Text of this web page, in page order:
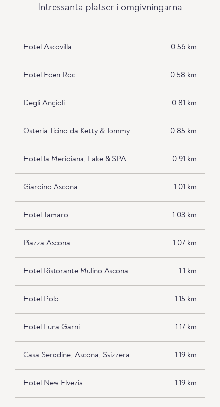
Intressanta platser i omgivningarna
Hotel Ascovilla 0.56 km
Hotel Eden Roc 0.58 km
Degli Angioli 0.81 km
Osteria Ticino da Ketty & Tommy 0.85 km
Hotel la Meridiana, Lake & SPA 0.91 km
Giardino Ascona 1.01 km
Hotel Tamaro 1.03 km
Piazza Ascona 1.07 km
Hotel Ristorante Mulino Ascona 1.1 km
Hotel Polo 1.15 km
Hotel Luna Garni 1.17 km
Casa Serodine, Ascona, Svizzera 1.19 km
Hotel New Elvezia 1.19 km